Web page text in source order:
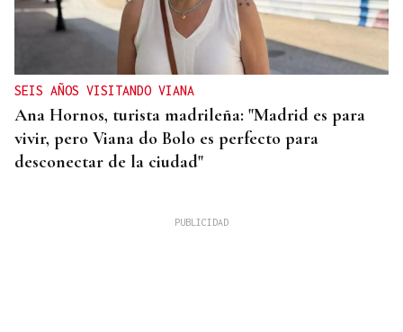
SEIS AÑOS VISITANDO VIANA
Ana Hornos, turista madrileña: "Madrid es para
vivir, pero Viana do Bolo es perfecto para
desconectar de la ciudad"